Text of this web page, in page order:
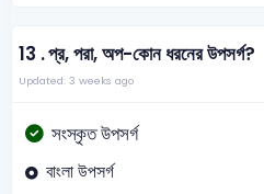
13 .প্র, পরা, অপ-কোন ধরনের উপসর্গ?
Updated: 3 weeks ago
সংস্কৃত উপসর্গ
বাংলা উপসর্গ